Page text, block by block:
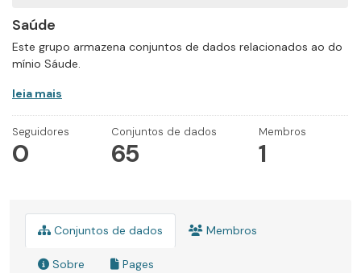
Saúde
Este grupo armazena conjuntos de dados relacionados ao do
mínio Sáude.
leia mais
Seguidores
0
Conjuntos de dados
65
Membros
1
Conjuntos de dados Membros
Sobre Pages